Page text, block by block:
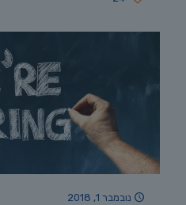
נובמבר 1, 2018